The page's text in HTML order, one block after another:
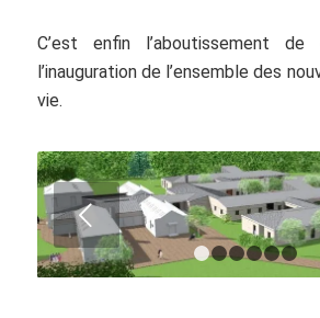
C’est enfin l’aboutissement
l’inauguration de l’ensemble des
vie.
Suivant
1